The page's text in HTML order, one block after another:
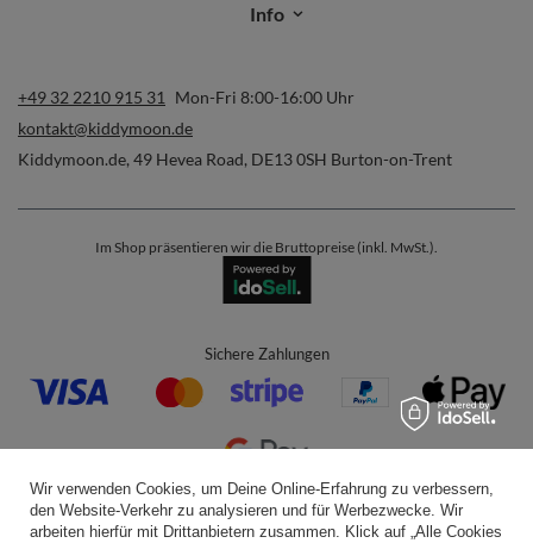
Info
+49 32 2210 915 31
Mon-Fri 8:00-16:00 Uhr
kontakt@kiddymoon.de
Kiddymoon.de, 49 Hevea Road, DE13 0SH Burton-on-Trent
Im Shop präsentieren wir die Bruttopreise (inkl. MwSt.).
Sichere Zahlungen
Bequeme Lieferung
Wir verwenden Cookies, um Deine Online-Erfahrung zu verbessern,
den Website-Verkehr zu analysieren und für Werbezwecke. Wir
arbeiten hierfür mit Drittanbietern zusammen. Klick auf „Alle Cookies